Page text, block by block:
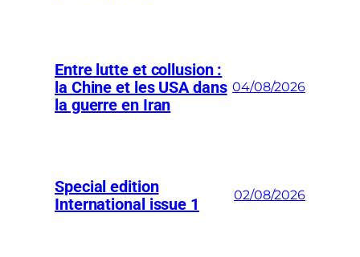
Entre lutte et collusion :
la Chine et les USA dans
la guerre en Iran
04/08/2026
Special edition
International issue 1
02/08/2026